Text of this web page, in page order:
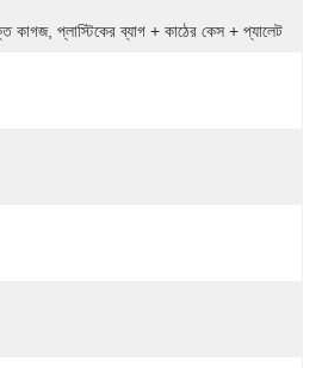
কাগজ, প্লাস্টিকের ব্যাগ + কাঠের কেস + প্যালেট